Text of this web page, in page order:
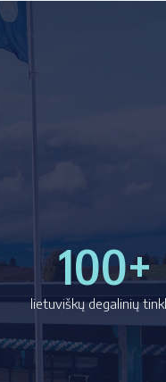
100+
lietuviškų degalinių